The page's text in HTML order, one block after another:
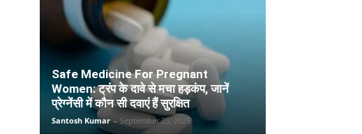
Safe Medicine For Pregnant
Women: ट्रंप के दावे से मचा हड़कंप, जानें
प्रेग्नेंसी में कौन सी दवाएं हैं सुरक्षित
Santosh Kumar - September 25, 2025